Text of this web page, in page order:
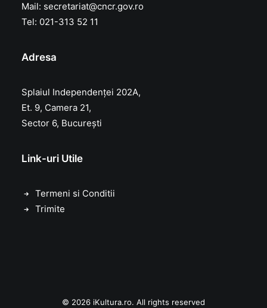
Mail: secretariat@cncr.gov.ro
Tel: 021-313 52 11
Adresa
Splaiul Independenței 202A,
Et. 9, Camera 21,
Sector 6, București
Link-uri Utile
Termeni si Conditii
Trimite
© 2026 iKultura.ro. All rights reserved